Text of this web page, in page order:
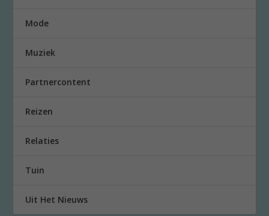
Mode
Muziek
Partnercontent
Reizen
Relaties
Tuin
Uit Het Nieuws